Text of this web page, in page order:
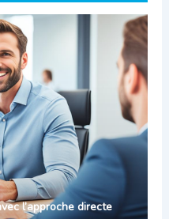
l’approche directe